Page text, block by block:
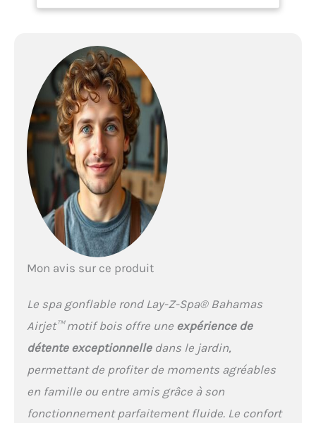
le confort et la tranquillité
de votre maison Le
matériau DuraPlus est
soumis à des tests de
résistance, il offre une
durée de vie supérieure et
conserve sa forme au spa,
quel que soit le nombre de
gonflages et dégonflages
Utilisable à l'intérieur
comme à l'extérieur et ceci
qui protège votre spa
rapide et facile grâce à la
pompe de spa incluse
Mon avis sur ce produit
Le spa gonflable rond Lay-Z-Spa® Bahamas
Airjet™ motif bois offre une expérience de
détente exceptionnelledans le jardin,
permettant de profiter de moments agréables
en famille ou entre amis grâce à son
fonctionnement parfaitement fluide. Le confort